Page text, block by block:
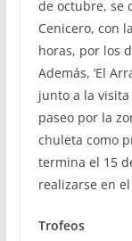
de octubre, se
Cenicero, con
horas, por los
Además, ‘El
junto a la
paseo por la
chuleta como
termina el 15
realizarse en
Trofeos